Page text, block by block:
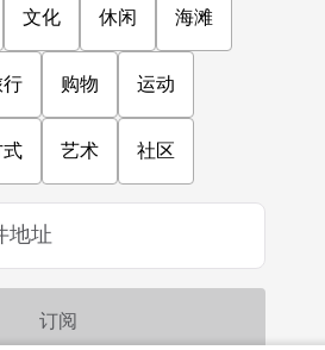
文化 休闲 海滩
购物 运动
艺术 社区